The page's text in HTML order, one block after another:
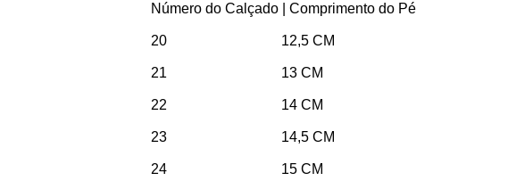
Número do Calçado | Comprimento do Pé
20 12,5 CM
21 13 CM
22 14 CM
23 14,5 CM
24 15 CM